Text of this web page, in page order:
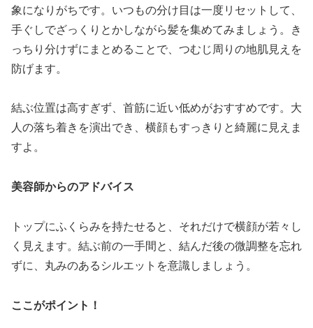
象になりがちです。いつもの分け目は一度リセットして、
手ぐしでざっくりとかしながら髪を集めてみましょう。き
っちり分けずにまとめることで、つむじ周りの地肌見えを
防げます。
結ぶ位置は高すぎず、首筋に近い低めがおすすめです。大
人の落ち着きを演出でき、横顔もすっきりと綺麗に見えま
すよ。
美容師からのアドバイス
トップにふくらみを持たせると、それだけで横顔が若々し
く見えます。結ぶ前の一手間と、結んだ後の微調整を忘れ
ずに、丸みのあるシルエットを意識しましょう。
ここがポイント！